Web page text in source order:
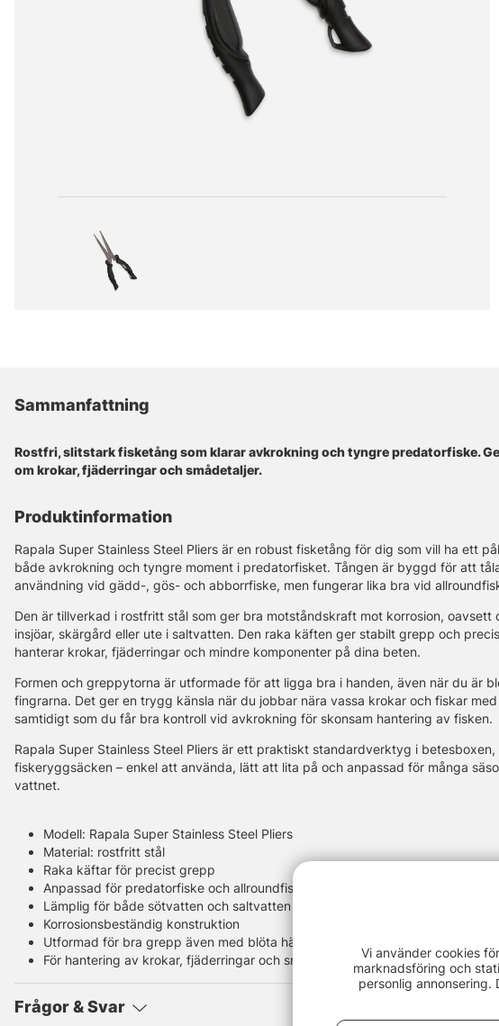
Sammanfattning
Rostfri, slitstark fisketång som klarar avkrokning och tyngre predatorfiske.
om krokar, fjäderringar och smådetaljer.
Produktinformation
Rapala Super Stainless Steel Pliers är en robust fisketång för dig som vill ha ett
både avkrokning och tyngre moment i predatorfisket. Tången är byggd för att
användning vid gädd-, gös- och abborrfiske, men fungerar lika bra vid
Den är tillverkad i rostfritt stål som ger bra motståndskraft mot korrosion, oavsett
insjöar, skärgård eller ute i saltvatten. Den raka käften ger stabilt grepp och
hanterar krokar, fjäderringar och mindre komponenter på dina beten.
Formen och greppytorna är utformade för att ligga bra i handen, även när du är
fingrarna. Det ger en trygg känsla när du jobbar nära vassa krokar och fiskar
samtidigt som du får bra kontroll vid avkrokning för skonsam hantering av fisken.
Rapala Super Stainless Steel Pliers är ett praktiskt standardverktyg i betesboxen,
fiskeryggsäcken – enkel att använda, lätt att lita på och anpassad för många
vattnet.
Modell: Rapala Super Stainless Steel Pliers
Material: rostfritt stål
Raka käftar för precist grepp
Anpassad för predatorfiske och allroundfiske
Lämplig för både sötvatten och saltvatten
Korrosionsbeständig konstruktion
Utformad för bra grepp även med blöta händer
För hantering av krokar, fjäderringar och smådetaljer
Frågor & Svar
Vi använder cookies
marknadsföring och
personlig annonsering.